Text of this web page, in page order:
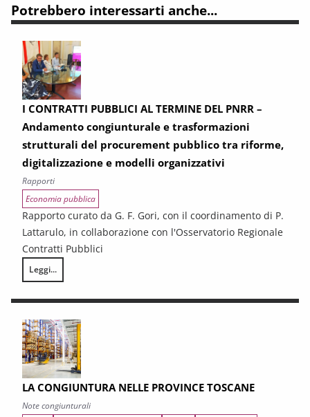
Potrebbero interessarti anche...
I CONTRATTI PUBBLICI AL TERMINE DEL PNRR –
Andamento congiunturale e trasformazioni
strutturali del procurement pubblico tra riforme,
digitalizzazione e modelli organizzativi
Rapporti
Economia pubblica
Rapporto curato da G. F. Gori, con il coordinamento di P.
Lattarulo, in collaborazione con l'Osservatorio Regionale
Contratti Pubblici
Leggi...
I CONTRATTI PUBBLICI AL TERMINE DEL PNRR – Andamento
LA CONGIUNTURA NELLE PROVINCE TOSCANE
Note congiunturali